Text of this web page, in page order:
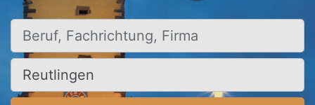
Beruf, Fachrichtung, Firma
Ort, Stadt